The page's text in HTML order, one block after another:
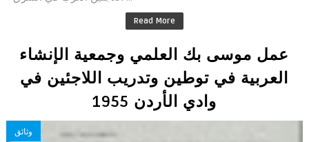
Read More
عمل موسى بك العلمي وجمعية الإنشاء
العربية في توطين وتدريب اللاجئين في
وادي الأردن 1955
وثائق